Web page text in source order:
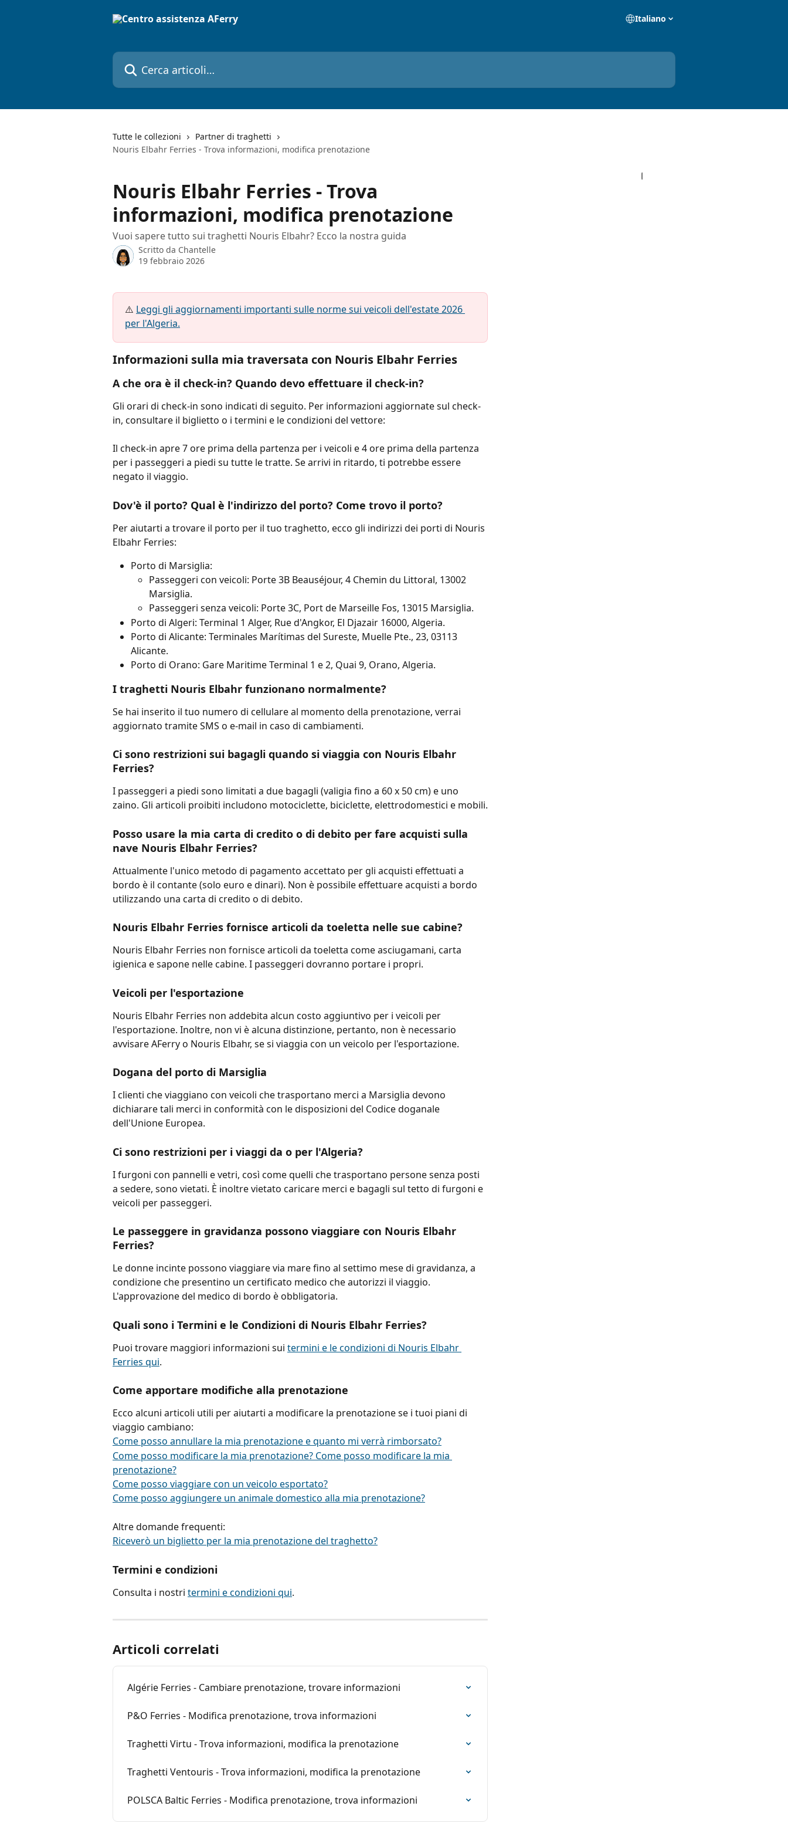
Italiano
Cerca articoli…
Tutte le collezioni
Partner di traghetti
Nouris Elbahr Ferries - Trova informazioni, modifica prenotazione
Nouris Elbahr Ferries - Trova
informazioni, modifica prenotazione
Vuoi sapere tutto sui traghetti Nouris Elbahr? Ecco la nostra guida
Scritto da Chantelle
19 febbraio 2026
⚠️ Leggi gli aggiornamenti importanti sulle norme sui veicoli dell'estate 2026
per l'Algeria.
Informazioni sulla mia traversata con Nouris Elbahr Ferries
A che ora è il check-in? Quando devo effettuare il check-in?
Gli orari di check-in sono indicati di seguito. Per informazioni aggiornate sul check-
in, consultare il biglietto o i termini e le condizioni del vettore:
Il check-in apre 7 ore prima della partenza per i veicoli e 4 ore prima della partenza
per i passeggeri a piedi su tutte le tratte. Se arrivi in ​​ritardo, ti potrebbe essere
negato il viaggio.
Dov'è il porto? Qual è l'indirizzo del porto? Come trovo il porto?
Per aiutarti a trovare il porto per il tuo traghetto, ecco gli indirizzi dei porti di Nouris
Elbahr Ferries:
Porto di Marsiglia:
Passeggeri con veicoli: Porte 3B Beauséjour, 4 Chemin du Littoral, 13002
Marsiglia.
Passeggeri senza veicoli: Porte 3C, Port de Marseille Fos, 13015 Marsiglia.
Porto di Algeri: Terminal 1 Alger, Rue d'Angkor, El Djazair 16000, Algeria.
Porto di Alicante: Terminales Marítimas del Sureste, Muelle Pte., 23, 03113
Alicante.
Porto di Orano: Gare Maritime Terminal 1 e 2, Quai 9, Orano, Algeria.
I traghetti Nouris Elbahr funzionano normalmente?
Se hai inserito il tuo numero di cellulare al momento della prenotazione, verrai
aggiornato tramite SMS o e-mail in caso di cambiamenti.
Ci sono restrizioni sui bagagli quando si viaggia con Nouris Elbahr
Ferries?
I passeggeri a piedi sono limitati a due bagagli (valigia fino a 60 x 50 cm) e uno
zaino. Gli articoli proibiti includono motociclette, biciclette, elettrodomestici e mobili.
Posso usare la mia carta di credito o di debito per fare acquisti sulla
nave Nouris Elbahr Ferries?
Attualmente l'unico metodo di pagamento accettato per gli acquisti effettuati a
bordo è il contante (solo euro e dinari). Non è possibile effettuare acquisti a bordo
utilizzando una carta di credito o di debito.
Nouris Elbahr Ferries fornisce articoli da toeletta nelle sue cabine?
Nouris Elbahr Ferries non fornisce articoli da toeletta come asciugamani, carta
igienica e sapone nelle cabine. I passeggeri dovranno portare i propri.
Veicoli per l'esportazione
Nouris Elbahr Ferries non addebita alcun costo aggiuntivo per i veicoli per
l'esportazione. Inoltre, non vi è alcuna distinzione, pertanto, non è necessario
avvisare AFerry o Nouris Elbahr, se si viaggia con un veicolo per l'esportazione.
Dogana del porto di Marsiglia
I clienti che viaggiano con veicoli che trasportano merci a Marsiglia devono
dichiarare tali merci in conformità con le disposizioni del Codice doganale
dell'Unione Europea.
Ci sono restrizioni per i viaggi da o per l'Algeria?
I furgoni con pannelli e vetri, così come quelli che trasportano persone senza posti
a sedere, sono vietati. È inoltre vietato caricare merci e bagagli sul tetto di furgoni e
veicoli per passeggeri.
Le passeggere in gravidanza possono viaggiare con Nouris Elbahr
Ferries?
Le donne incinte possono viaggiare via mare fino al settimo mese di gravidanza, a
condizione che presentino un certificato medico che autorizzi il viaggio.
L'approvazione del medico di bordo è obbligatoria.
Quali sono i Termini e le Condizioni di Nouris Elbahr Ferries?
Puoi trovare maggiori informazioni sui termini e le condizioni di Nouris Elbahr
Ferries qui.
Come apportare modifiche alla prenotazione
Ecco alcuni articoli utili per aiutarti a modificare la prenotazione se i tuoi piani di
viaggio cambiano:
Come posso annullare la mia prenotazione e quanto mi verrà rimborsato?
Come posso modificare la mia prenotazione? Come posso modificare la mia
prenotazione?
Come posso viaggiare con un veicolo esportato?
Come posso aggiungere un animale domestico alla mia prenotazione?
Altre domande frequenti:
Riceverò un biglietto per la mia prenotazione del traghetto?
Termini e condizioni
Consulta i nostri termini e condizioni qui.
Articoli correlati
Algérie Ferries - Cambiare prenotazione, trovare informazioni
P&O Ferries - Modifica prenotazione, trova informazioni
Traghetti Virtu - Trova informazioni, modifica la prenotazione
Traghetti Ventouris - Trova informazioni, modifica la prenotazione
POLSCA Baltic Ferries - Modifica prenotazione, trova informazioni